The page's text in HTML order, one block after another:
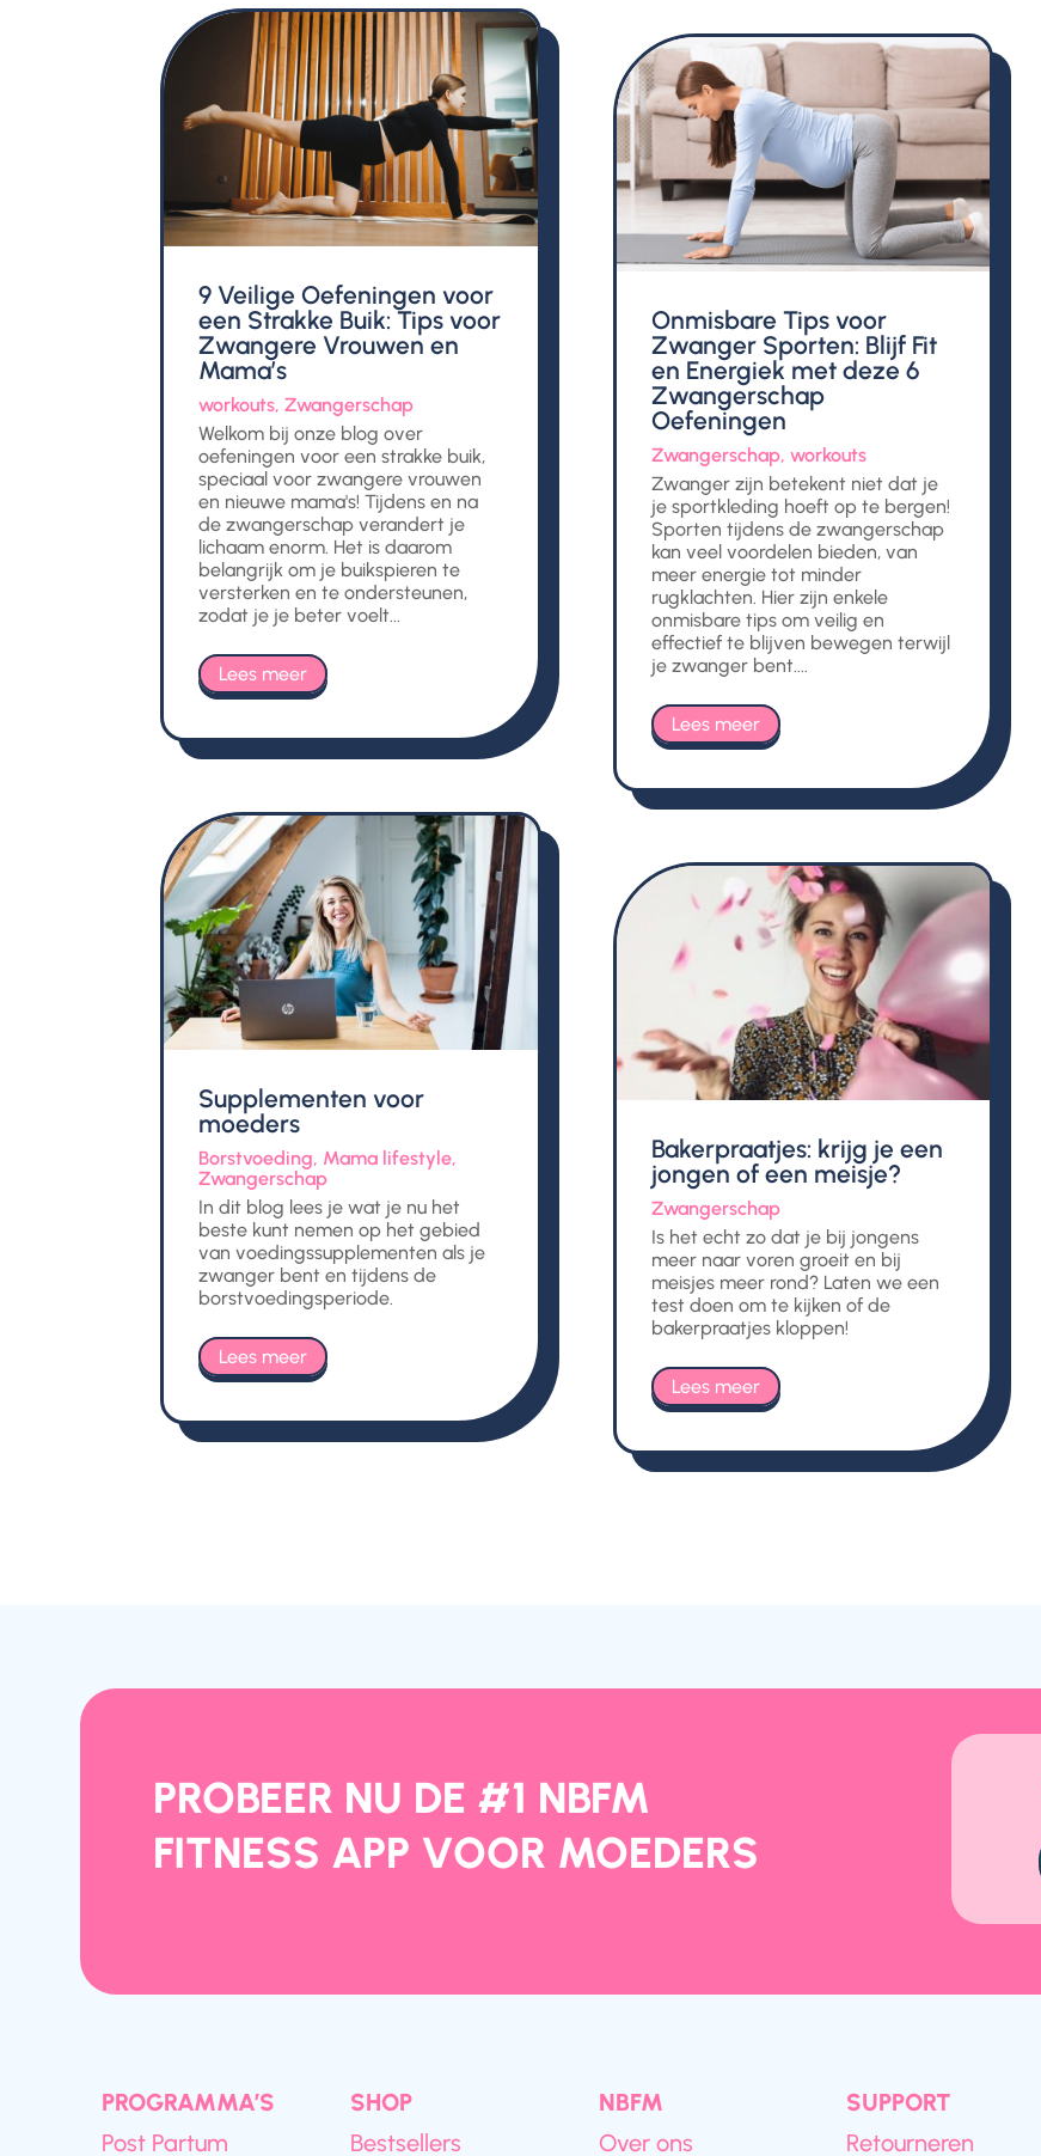
9 Veilige Oefeningen voor
een Strakke Buik: Tips voor
Zwangere Vrouwen en
Mama’s
workouts,Zwangerschap
Welkom bij onze blog over
oefeningen voor een strakke buik,
speciaal voor zwangere vrouwen
en nieuwe mama's! Tijdens en na
de zwangerschap verandert je
lichaam enorm. Het is daarom
belangrijk om je buikspieren te
versterken en te ondersteunen,
zodat je je beter voelt...
Lees meer
Supplementen voor
moeders
Borstvoeding, Mama lifestyle,
Zwangerschap
In dit blog lees je wat je nu het
beste kunt nemen op het gebied
van voedingssupplementen als je
zwanger bent en tijdens de
borstvoedingsperiode.
Lees meer
Onmisbare Tips voor
Zwanger Sporten: Blijf Fit
en Energiek met deze 6
Zwangerschap
Oefeningen
Zwangerschap, workouts
Zwanger zijn betekent niet dat je
je sportkleding hoeft op te bergen!
Sporten tijdens de zwangerschap
kan veel voordelen bieden, van
meer energie tot minder
rugklachten. Hier zijn enkele
onmisbare tips om veilig en
effectief te blijven bewegen terwijl
je zwanger bent....
Lees meer
Bakerpraatjes: krijg je een
jongen of een meisje?
Zwangerschap
Is het echt zo dat je bij jongens
meer naar voren groeit en bij
meisjes meer rond? Laten we een
test doen om te kijken of de
bakerpraatjes kloppen!
Lees meer
PROBEER NU DE #1 NBFM
FITNESS APP VOOR MOEDERS
PROGRAMMA’S
Post Partum
SHOP
Bestsellers
NBFM
Over ons
SUPPORT
Retourneren